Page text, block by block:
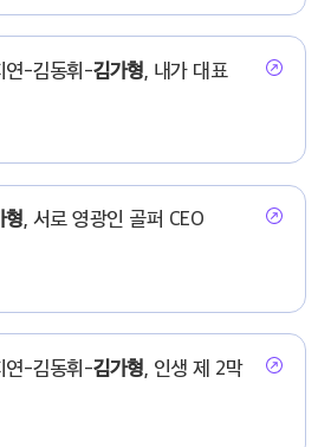
연-김동휘-김가형 , 내가 대표
형 , 서로 영광인 골퍼 CEO
연-김동휘-김가형 , 인생 제 2막